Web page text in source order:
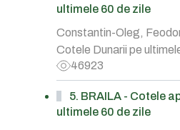
ultimele 60 de zile
Constantin-Oleg,
Cotele Dunarii pe
46923
5. BRAILA - Cotele
ultimele 60 de zile